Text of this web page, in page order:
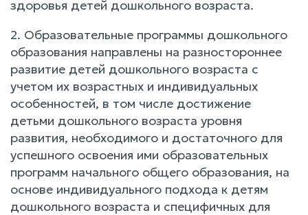
здоровья детей дошкольного возраста.
2. Образовательные программы дошкольного
образования направлены на разностороннее
развитие детей дошкольного возраста с
учетом их возрастных и индивидуальных
особенностей, в том числе достижение
детьми дошкольного возраста уровня
развития, необходимого и достаточного для
успешного освоения ими образовательных
программ начального общего образования, на
основе индивидуального подхода к детям
дошкольного возраста и специфичных для